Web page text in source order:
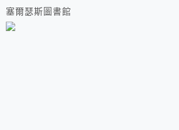
塞爾瑟斯圖書館